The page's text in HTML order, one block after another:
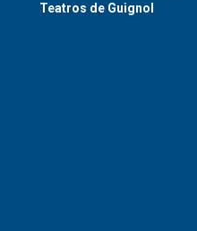
Teatros de Guignol